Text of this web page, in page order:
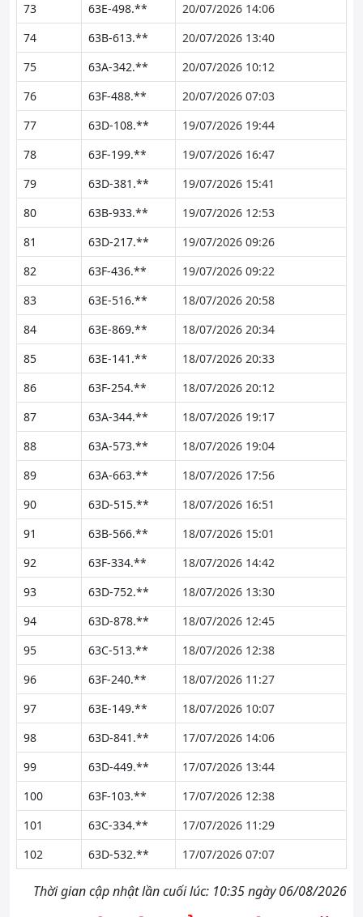
73
63E-498.**
20/07/2026 14:06
74
63B-613.**
20/07/2026 13:40
75
63A-342.**
20/07/2026 10:12
76
63F-488.**
20/07/2026 07:03
77
63D-108.**
19/07/2026 19:44
78
63F-199.**
19/07/2026 16:47
79
63D-381.**
19/07/2026 15:41
80
63B-933.**
19/07/2026 12:53
81
63D-217.**
19/07/2026 09:26
82
63F-436.**
19/07/2026 09:22
83
63E-516.**
18/07/2026 20:58
84
63E-869.**
18/07/2026 20:34
85
63E-141.**
18/07/2026 20:33
86
63F-254.**
18/07/2026 20:12
87
63A-344.**
18/07/2026 19:17
88
63A-573.**
18/07/2026 19:04
89
63A-663.**
18/07/2026 17:56
90
63D-515.**
18/07/2026 16:51
91
63B-566.**
18/07/2026 15:01
92
63F-334.**
18/07/2026 14:42
93
63D-752.**
18/07/2026 13:30
94
63D-878.**
18/07/2026 12:45
95
63C-513.**
18/07/2026 12:38
96
63F-240.**
18/07/2026 11:27
97
63E-149.**
18/07/2026 10:07
98
63D-841.**
17/07/2026 14:06
99
63D-449.**
17/07/2026 13:44
100
63F-103.**
17/07/2026 12:38
101
63C-334.**
17/07/2026 11:29
102
63D-532.** 17/07/2026 07:07
Thời gian cập nhật lần cuối lúc: 10:35 ngày 06/08/2026